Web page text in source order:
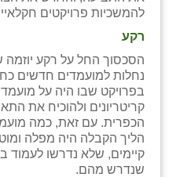
להמשכיות פרויקטים
רקע
הסכסוך החל על רקע
נחלות למועמדים חדשים
בפרויקט שבו היה על
קריטריונים ולהוכיח את
הכפרית. עם זאת, כמה
הליך הקבלה היה מפלה
קיימים, שלא נדרשו לעמוד
שנדרש מהם.
כליל
יד השמונה
כפר אביב
כפר ביאליק
כפר הרי״ף
כפר מישר